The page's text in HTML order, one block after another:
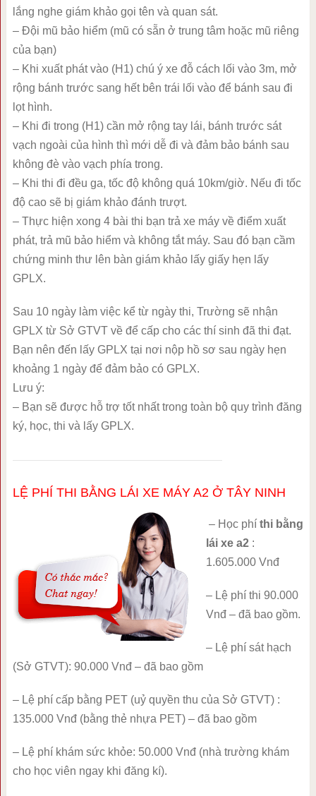
lắng nghe giám khảo gọi tên và quan sát.
– Đội mũ bảo hiểm (mũ có sẵn ở trung tâm hoặc mũ riêng
của bạn)
– Khi xuất phát vào (H1) chú ý xe đỗ cách lối vào 3m, mở
rộng bánh trước sang hết bên trái lối vào để bánh sau đi
lọt hình.
– Khi đi trong (H1) cần mở rộng tay lái, bánh trước sát
vạch ngoài của hình thì mới dễ đi và đảm bảo bánh sau
không đè vào vạch phía trong.
– Khi thi đi đều ga, tốc độ không quá 10km/giờ. Nếu đi tốc
độ cao sẽ bị giám khảo đánh trượt.
– Thực hiện xong 4 bài thi bạn trả xe máy về điểm xuất
phát, trả mũ bảo hiểm và không tắt máy. Sau đó bạn cầm
chứng minh thư lên bàn giám khảo lấy giấy hẹn lấy
GPLX.
Sau 10 ngày làm việc kể từ ngày thi, Trường sẽ nhận
GPLX từ Sở GTVT về để cấp cho các thí sinh đã thi đạt.
Bạn nên đến lấy GPLX tại nơi nộp hồ sơ sau ngày hẹn
khoảng 1 ngày để đảm bảo có GPLX.
Lưu ý:
– Bạn sẽ được hỗ trợ tốt nhất trong toàn bộ quy trình đăng
ký, học, thi và lấy GPLX.
LỆ PHÍ THI BẰNG LÁI XE MÁY A2 Ở TÂY NINH
– Học phí thi bằng
lái xe a2:
1.605.000 Vnđ
– Lệ phí thi 90.000
Vnđ – đã bao gồm.
– Lệ phí sát hạch
(Sở GTVT): 90.000 Vnđ – đã bao gồm
– Lệ phí cấp bằng PET (uỷ quyền thu của Sở GTVT) :
135.000 Vnđ (bằng thẻ nhựa PET) – đã bao gồm
– Lệ phí khám sức khỏe: 50.000 Vnđ (nhà trường khám
cho học viên ngay khi đăng kí).